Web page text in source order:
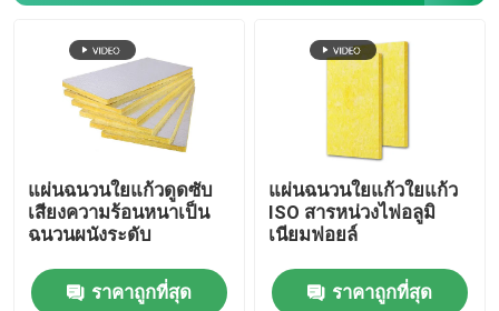
แผ่นฉนวนใยแก้วดูดซับ
เสียงความร้อนหนาเป็น
ฉนวนผนังระดับ
ราคาถูกที่สุด
แผ่นฉนวนใยแก้วใยแก้ว
ISO สารหน่วงไฟอลูมิ
เนียมฟอยล์
ราคาถูกที่สุด